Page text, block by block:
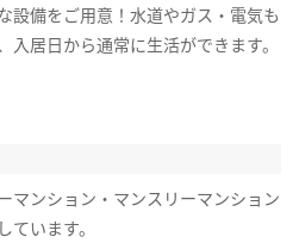
設備をご用意！水道やガス・電気も
入居日から通常に生活ができます。
マンション・マンスリーマンション
ています。